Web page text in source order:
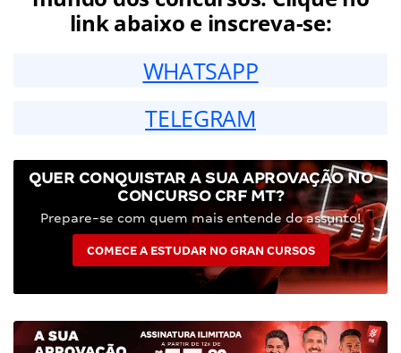
link abaixo e inscreva-se:
WHATSAPP
TELEGRAM
QUER CONQUISTAR A SUA APROVAÇÃO NO
CONCURSO CRF MT?
Prepare-se com quem mais entende do assunto!
COMECE A ESTUDAR NO GRAN CURSOS